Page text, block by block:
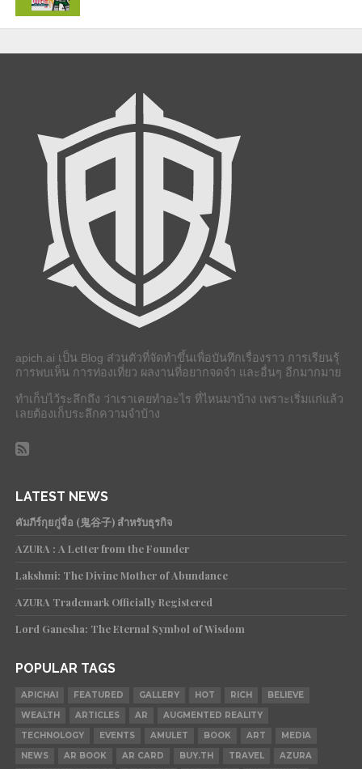
apich.ai เป็น Blog ส่วนตัวที่จัดทำขึ้นเพื่อบันทึกเรื่องราว การเรียนรุ้
การพบเห็น การท่องเที่ยว ผลงานที่อยากจดจำ และอื่นๆ อีกมากมาย
ทำเก็บไว้ระลึกถึง ว่าเราเคยทำอะไร ที่ไหนมาบ้าง เพราะเริ่มแก่แล้ว
เลยต้องเก็บระลึกความจำบ้าง
LATEST NEWS
คัมภีร์กุยกู่จื่อ (鬼谷子) สำหรับธุรกิจ
AZURA : A Letter from the Founder
Lakshmi: The Divine Mother of Abundance
AZURA Trademark Officially Registered
Lord Ganesha: The Eternal Symbol of Wisdom
POPULAR TAGS
APICHAI FEATURED GALLERY HOT RICH
BELIEVE
WEALTH
ARTICLES AR
AUGMENTED REALITY
TECHNOLOGY
EVENTS AMULET BOOK ART
MEDIA
NEWS
AR BOOK AR CARD BUY.TH TRAVEL
AZURA